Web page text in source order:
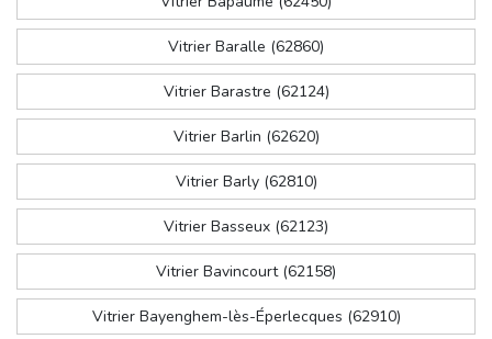
Vitrier Baralle (62860)
Vitrier Barastre (62124)
Vitrier Barlin (62620)
Vitrier Barly (62810)
Vitrier Basseux (62123)
Vitrier Bavincourt (62158)
Vitrier Bayenghem-lès-Éperlecques (62910)